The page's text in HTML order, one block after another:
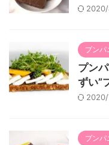
プンパ
プン
ずい”
プンパ